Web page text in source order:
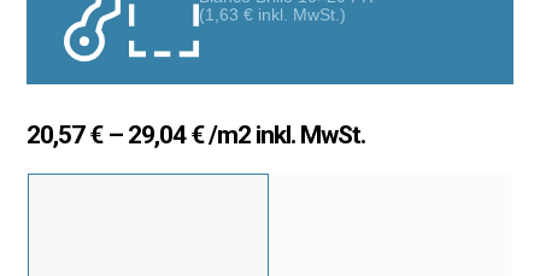
(1,63 € inkl. MwSt.)
20,57€ – 29,04€Preisspanne:
/m2 inkl. MwSt.